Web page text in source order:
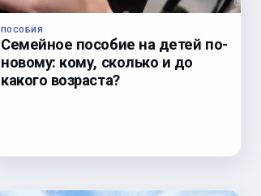
ПОСОБИЯ
Семейное пособие на детей по-
новому: кому, сколько и до
какого возраста?